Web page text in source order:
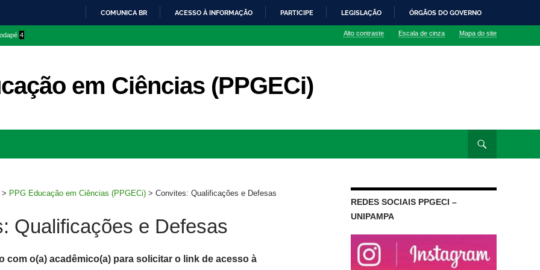
O
COMUNICA BR ACESSO À INFORMAÇÃO PARTICIPE LEGISLAÇÃO ÓRGÃOS DO GOVERNO
4 Alto contraste Escala de cinza Mapa do site
em Ciências (PPGECi)
> PPG Educação em Ciências (PPGECi) > Convites: Qualificações e Defesas
Qualificações e Defesas
com o(a) acadêmico(a) para solicitar o link de acesso à
REDES SOCIAIS PPGECI –
UNIPAMPA